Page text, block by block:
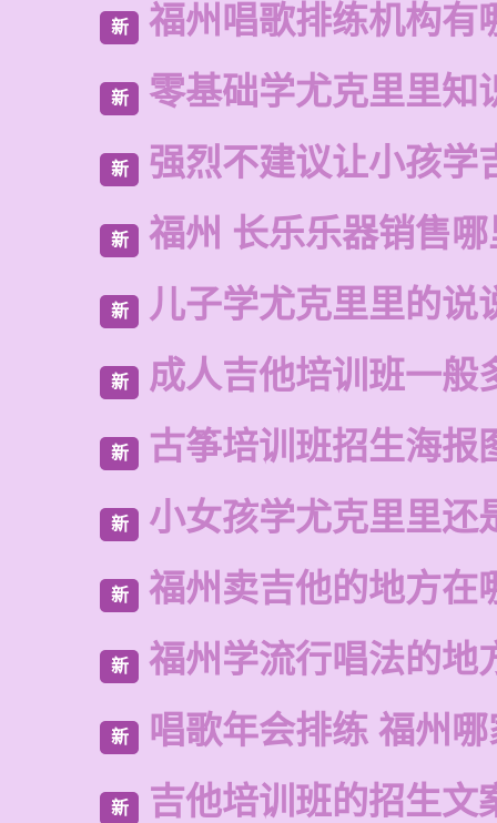
新 福州唱歌排练机构有
新 零基础学尤克里里知
新 强烈不建议让小孩学
新 福州 长乐乐器销售
新 儿子学尤克里里的说
新 成人吉他培训班一般
新 古筝培训班招生海报
新 小女孩学尤克里里还
新 福州卖吉他的地方在
新 福州学流行唱法的地
新 唱歌年会排练 福州
新 吉他培训班的招生文